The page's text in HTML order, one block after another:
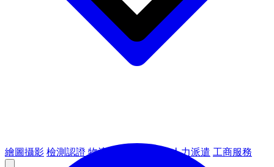
繪圖攝影 檢測認證 物流倉儲 人力派遣 工商服務